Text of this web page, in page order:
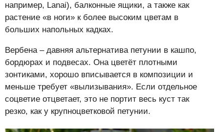
например, Lanai), балконные ящики, а также как
растение «в ноги» к более высоким цветам в
больших напольных кадках.
Вербена – давняя альтернатива петунии в кашпо,
бордюрах и подвесах. Она цветёт плотными
зонтиками, хорошо вписывается в композиции и
меньше требует «вылизывания». Если отдельное
соцветие отцветает, это не портит весь куст так
резко, как у крупноцветковой петунии.